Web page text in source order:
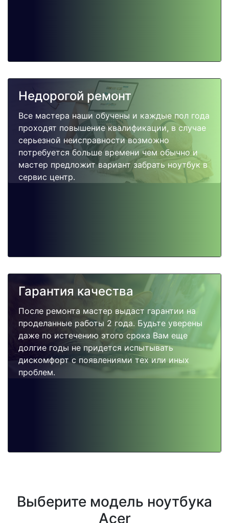
Недорогой ремонт
Все мастера наши обучены и каждые пол года
проходят повышение квалификации, в случае
серьезной неисправности возможно
потребуется больше времени чем обычно и
мастер предложит вариант забрать ноутбук в
сервис центр.
Гарантия качества
После ремонта мастер выдаст гарантии на
проделанные работы 2 года. Будьте уверены
даже по истечению этого срока Вам еще
долгие годы не придется испытывать
дискомфорт с появлениями тех или иных
проблем.
Выберите модель ноутбука
Acer